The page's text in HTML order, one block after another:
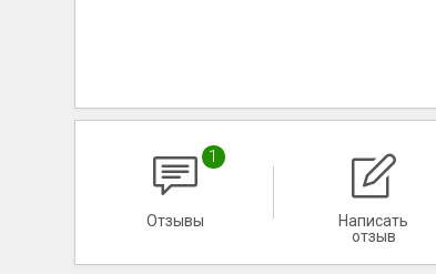
1
Отзывы
Написать
отзыв